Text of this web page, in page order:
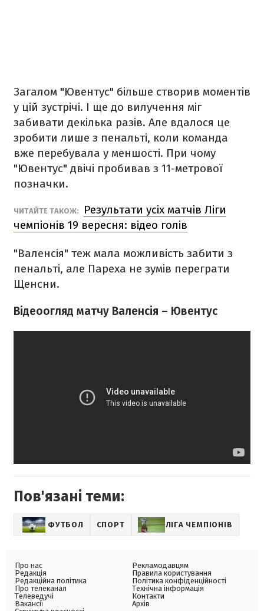
Загалом "Ювентус" більше створив моментів
у цій зустрічі. І ще до вилучення міг
забивати декілька разів. Але вдалося це
зробити лише з пенальті, коли команда
вже перебувала у меншості. При чому
"Ювентус" двічі пробивав з 11-метрової
позначки.
ЧИТАЙТЕ ТАКОЖ:
Результати усіх матчів Ліги
чемпіонів 19 вересня: відео голів
"Валенсія" теж мала можливість забити з
пенальті, але Пареха не зумів переграти
Щенсни.
Відеоогляд матчу Валенсія – Ювентус
Пов'язані теми:
ФУТБОЛ СПОРТ ЛІГА ЧЕМПІОНІВ
Про нас
Редакція
Редакційна політика
Про телеканал
Телеведучі
Вакансії
Рекламодавцям
Правила користування
Політика конфіденційності
Технічна інформація
Контакти
Архів